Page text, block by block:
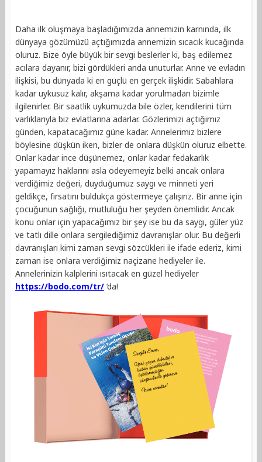
Daha ilk oluşmaya başladığımızda annemizin karnında, ilk
dünyaya gözümüzü açtığımızda annemizin sıcacık kucağında
oluruz. Bize öyle büyük bir sevgi beslerler ki, baş edilemez
acılara dayanır, bizi gördükleri anda unuturlar. Anne ve evladın
ilişkisi, bu dünyada ki en güçlü en gerçek ilişkidir. Sabahlara
kadar uykusuz kalır, akşama kadar yorulmadan bizimle
ilgilenirler. Bir saatlik uykumuzda bile özler, kendilerini tüm
varlıklarıyla biz evlatlarına adarlar. Gözlerimizi açtığımız
günden, kapatacağımız güne kadar. Annelerimiz bizlere
böylesine düşkün iken, bizler de onlara düşkün oluruz elbette.
Onlar kadar ince düşünemez, onlar kadar fedakarlık
yapamayız haklarını asla ödeyemeyiz belki ancak onlara
verdiğimiz değeri, duyduğumuz saygı ve minneti yeri
geldikçe, fırsatını buldukça göstermeye çalışırız. Bir anne için
çocuğunun sağlığı, mutluluğu her şeyden önemlidir. Ancak
konu onlar için yapacağımız bir şey ise bu da saygı, güler yüz
ve tatlı dille onlara sergilediğimiz davranışlar olur. Bu değerli
davranışları kimi zaman sevgi sözcükleri ile ifade ederiz, kimi
zaman ise onlara verdiğimiz naçizane hediyeler ile.
Annelerinizin kalplerini ısıtacak en güzel hediyeler
https://bodo.com/tr/ ’da!